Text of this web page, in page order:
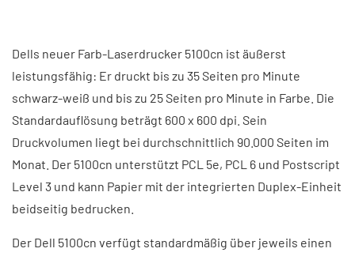
Dells neuer Farb-Laserdrucker 5100cn ist äußerst
leistungsfähig: Er druckt bis zu 35 Seiten pro Minute
schwarz-weiß und bis zu 25 Seiten pro Minute in Farbe. Die
Standardauflösung beträgt 600 x 600 dpi. Sein
Druckvolumen liegt bei durchschnittlich 90.000 Seiten im
Monat. Der 5100cn unterstützt PCL 5e, PCL 6 und Postscript
Level 3 und kann Papier mit der integrierten Duplex-Einheit
beidseitig bedrucken.
Der Dell 5100cn verfügt standardmäßig über jeweils einen